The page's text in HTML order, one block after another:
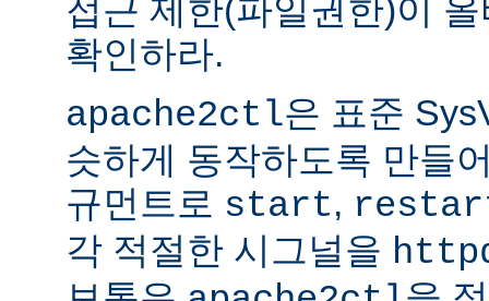
접근 제한(파일권한)이
확인하라.
apache2ctl은 표준
슷하게 동작하도록 만들
규먼트로 start,
각 적절한 시그널을